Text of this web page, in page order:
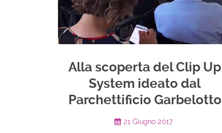
Alla scoperta del Clip Up
System ideato dal
Parchettificio Garbelotto
21 Giugno 2017